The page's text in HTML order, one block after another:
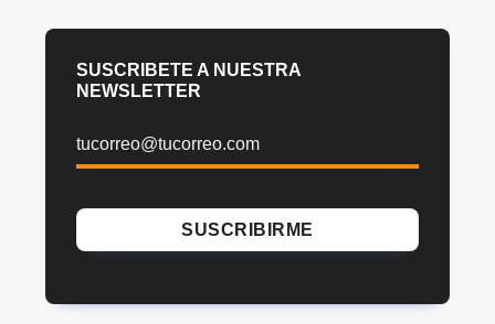
SUSCRIBETE A NUESTRA
NEWSLETTER